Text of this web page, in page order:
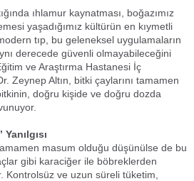
ıhlamur kaynatması, boğazımız
yaşadığımız kültürün en kıymetli
tıp, bu geleneksel uygulamaların
derecede güvenli olmayabileceğini
ve Araştırma Hastanesi İç
Zeynep Altın, bitki çaylarını tamamen
doğru kişide ve doğru dozda
masum olduğu düşünülse de bu
gibi karaciğer ile böbreklerden
Kontrolsüz ve uzun süreli tüketim,